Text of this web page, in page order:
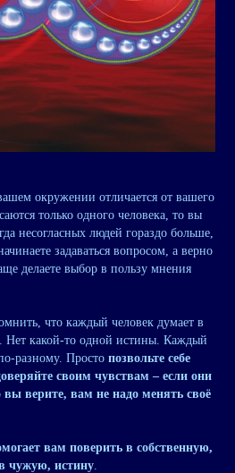
окружении отличается от вашего
только одного человека, то вы
несогласных людей гораздо больше,
задаваться вопросом, а верно
делаете выбор в пользу мнения
что каждый человек думает в
Нет какой-то одной истины. Каждый
разному. Просто позвольте себе
своим чувствам – если они
вы верите, вам не надо менять своё
вам поверить в собственную,
чужую, истину.